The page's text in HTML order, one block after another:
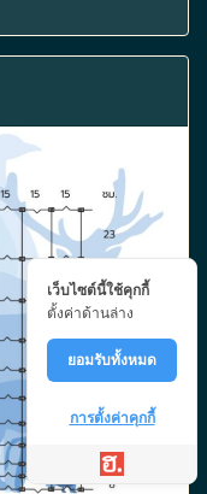
เว็บไซต์นี้ใช้คุกกี้
ตั้งค่าด้านล่าง
ยอมรับทั้งหมด
การตั้งค่าคุกกี้